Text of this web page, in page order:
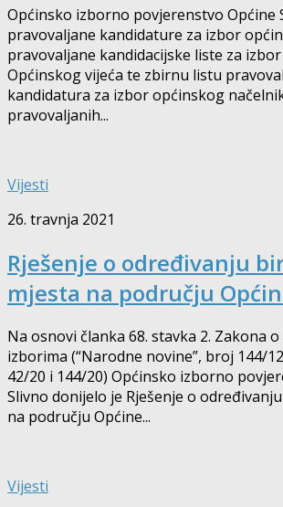
Općinsko izborno povjerenstvo Općine
pravovaljane kandidature za izbor
pravovaljane kandidacijske liste za
Općinskog vijeća te zbirnu listu
kandidatura za izbor općinskog
pravovaljanih...
Vijesti
26. travnja 2021
Rješenje o određivanju
mjesta na području
Na osnovi članka 68. stavka 2. Zakona
izborima (“Narodne novine”, broj 144/
42/20 i 144/20) Općinsko izborno
Slivno donijelo je Rješenje o
na području Općine...
Vijesti